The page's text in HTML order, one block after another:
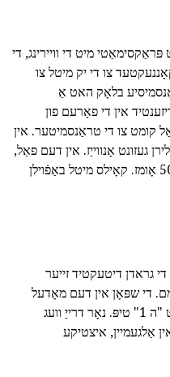
מיט די וויירינג, די
צו די יק מיטל צו
בלאָק האט אַ
אין די פאָרעם פון
קומט צו די טראַנסמיטער. אין
געזונט אָנווייַז. אין דעם פאַל,
די רעסיסטאָר איז דערקענט בלויז צו 50 אָומז. קאָילס מיטל באַפֿוילן
די גראדן דיטעקטיד זייער
דעטעקטיאָן דעפּט איז 30 מם. די שפּאָן אין דעם מאָדעל
קלאַס שטעלן "פּט1" און האט געפֿירט "ה 1" טיפּ. נאָר דרייַ וועג
אַלגעמיין, איצטיקע